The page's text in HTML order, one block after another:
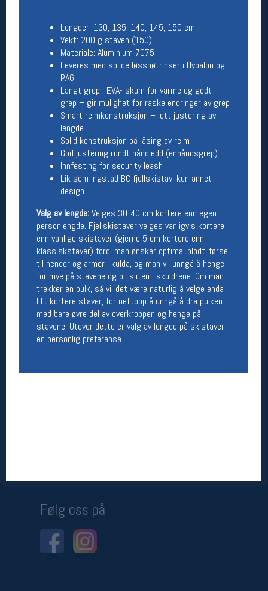
Lengder: 130, 135, 140, 145, 150 cm
Vekt: 200 g staven (150)
Materiale: Aluminium 7075
Leveres med solide løssnøtrinser i Hypalon og
PA6
Langt grep i EVA- skum for varme og godt
grep – gir mulighet for raske endringer av grep
Smart reimkonstruksjon – lett justering av
lengde
Solid konstruksjon på låsing av reim
God justering rundt håndledd (enhåndsgrep)
Innfesting for security leash
Lik som Ingstad BC fjellskistav, kun annet
design
Valg av lengde:Velges 30-40 cm kortere enn egen
personlengde. Fjellskistaver velges vanligvis kortere
enn vanlige skistaver (gjerne 5 cm kortere enn
klassiskstaver) fordi man ønsker optimal blodtilførsel
til hender og armer i kulda, og man vil unngå å henge
for mye på stavene og bli sliten i skuldrene. Om man
trekker en pulk, så vil det være naturlig å velge enda
litt kortere staver, for nettopp å unngå å dra pulken
med bare øvre del av overkroppen og henge på
stavene. Utover dette er valg av lengde på skistaver
en personlig preferanse.
Kontakt oss
Åpningstider butikk
Man-Fredag:
11-18
11-16
Team Oslo Sportslager
Magasinet
Medlemstilbud og aktiviteter
MELD DEG INN GRATIS
Åpningstider verkstedet
Man-Fredag:
11-18
Lørdag:
11-16
Om verkstedet
For å bestille time må du logge inn i
nettbutikken og trykke på den nederste blå
linjen
Betingelser
Personsvernerklæring
Følg oss på